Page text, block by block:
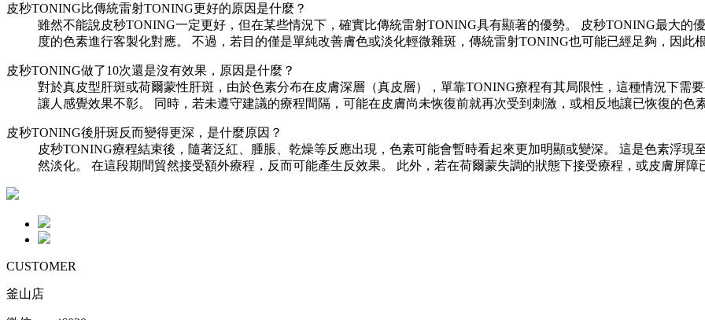
皮秒TONING比傳統雷射TONING更好的原因是什麼？
雖然不能說皮秒TONING一定更好，但在某些情況下，確實比傳統雷射TONING具有顯著的優勢。 皮秒TONING最大的
度的色素進行客製化對應。 不過，若目的僅是單純改善膚色或淡化輕微雜斑，傳統雷射TONING也可能已經足夠，因此
皮秒TONING做了10次還是沒有效果，原因是什麼？
對於真皮型肝斑或荷爾蒙性肝斑，由於色素分布在皮膚深層（真皮層），單靠TONING療程有其局限性，這種情況下需
讓人感覺效果不彰。 同時，若未遵守建議的療程間隔，可能在皮膚尚未恢復前就再次受到刺激，或相反地讓已恢復的色
皮秒TONING後肝斑反而變得更深，是什麼原因？
皮秒TONING療程結束後，隨著泛紅、腫脹、乾燥等反應出現，色素可能會暫時看起來更加明顯或變深。 這是色素浮
然淡化。 在這段期間貿然接受額外療程，反而可能產生反效果。 此外，若在荷爾蒙失調的狀態下接受療程，或皮膚屏
CUSTOMER
釜山店